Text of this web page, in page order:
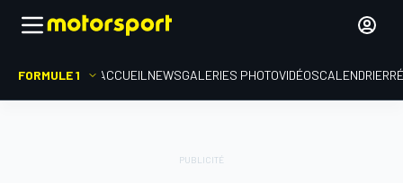
FORMULE 1 ACCUEIL NEWSGALERIES PHOTOVIDÉOSCALENDRIER